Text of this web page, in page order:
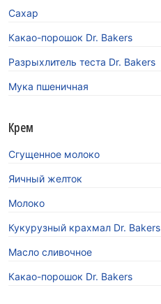
Сахар
Какао-порошок Dr. Bakers
Разрыхлитель теста Dr. Bakers
Мука пшеничная
Крем
Сгущенное молоко
Яичный желток
Молоко
Кукурузный крахмал Dr. Bakers
Масло сливочное
Какао-порошок Dr. Bakers